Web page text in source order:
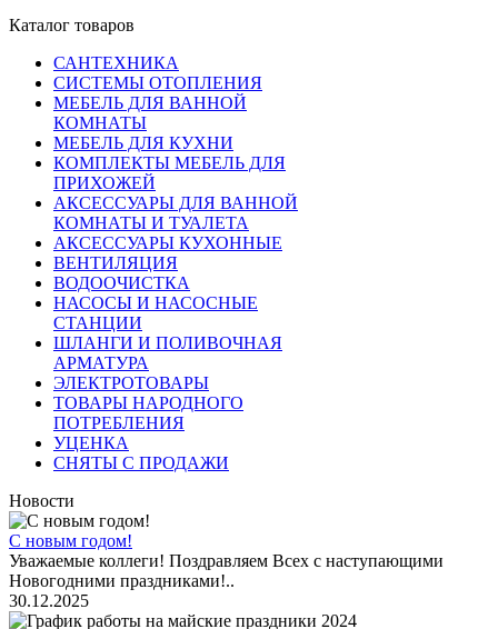
Каталог товаров
САНТЕХНИКА
СИСТЕМЫ ОТОПЛЕНИЯ
МЕБЕЛЬ ДЛЯ ВАННОЙ
КОМНАТЫ
МЕБЕЛЬ ДЛЯ КУХНИ
КОМПЛЕКТЫ МЕБЕЛЬ ДЛЯ
ПРИХОЖЕЙ
АКСЕССУАРЫ ДЛЯ ВАННОЙ
КОМНАТЫ И ТУАЛЕТА
АКСЕССУАРЫ КУХОННЫЕ
ВЕНТИЛЯЦИЯ
ВОДООЧИСТКА
НАСОСЫ И НАСОСНЫЕ
СТАНЦИИ
ШЛАНГИ И ПОЛИВОЧНАЯ
АРМАТУРА
ЭЛЕКТРОТОВАРЫ
ТОВАРЫ НАРОДНОГО
ПОТРЕБЛЕНИЯ
УЦЕНКА
СНЯТЫ С ПРОДАЖИ
Новости
С новым годом!
Уважаемые коллеги! Поздравляем Всех с наступающими
Новогодними праздниками!..
30.12.2025